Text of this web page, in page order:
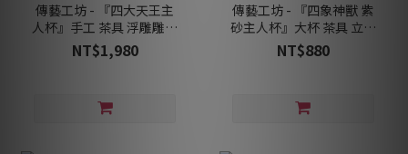
傳藝工坊 - 『四大天王主
人杯』手工 茶具 浮雕雕刻
紫砂青灰段泥 禮盒包裝
NT$1,980
傳藝工坊 - 『四象神獸 紫
砂主人杯』大杯 茶具 立體
浮雕 紫砂黃段泥
NT$880